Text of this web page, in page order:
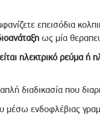
επεισόδια
ως μία
ηλεκτρικό ρεύμα ή
διαδικασία που
μέσω ενδοφλέβιας